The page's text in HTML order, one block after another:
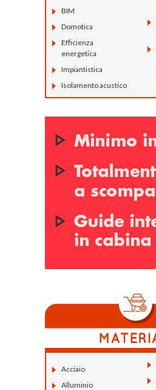
BIM
Domotica
Efficienza
energetica
Impiantistica
Isolamento acustico
Acciaio
Alluminio